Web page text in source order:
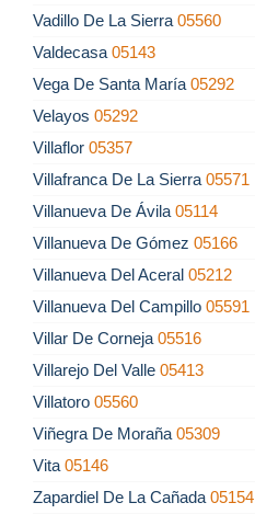
Vadillo De La Sierra 05560
Valdecasa 05143
Vega De Santa María 05292
Velayos 05292
Villaflor 05357
Villafranca De La Sierra 05571
Villanueva De Ávila 05114
Villanueva De Gómez 05166
Villanueva Del Aceral 05212
Villanueva Del Campillo 05591
Villar De Corneja 05516
Villarejo Del Valle 05413
Villatoro 05560
Viñegra De Moraña 05309
Vita 05146
Zapardiel De La Cañada 05154